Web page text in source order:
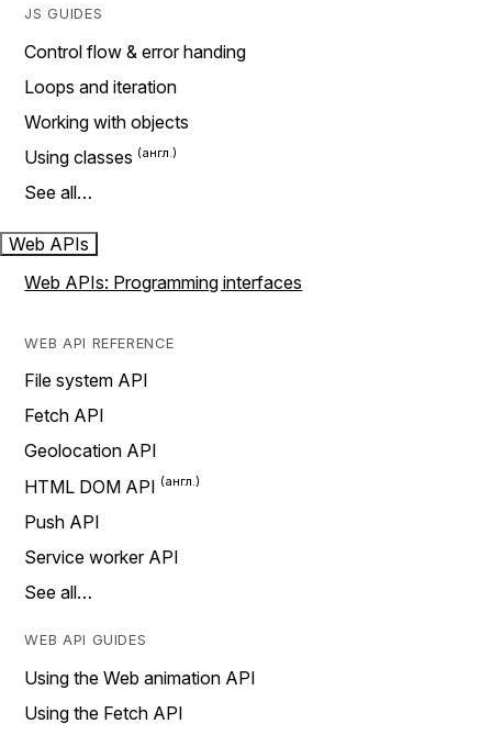
JS GUIDES
Control flow & error handing
Loops and iteration
Working with objects
Using classes
See all…
Web APIs
Web APIs: Programming interfaces
WEB API REFERENCE
File system API
Fetch API
Geolocation API
HTML DOM API
Push API
Service worker API
See all…
WEB API GUIDES
Using the Web animation API
Using the Fetch API